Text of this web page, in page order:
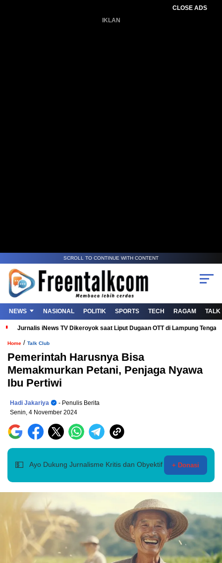
CLOSE ADS
IKLAN
SCROLL TO CONTINUE WITH CONTENT
NEWS NASIONAL POLITIK SPORTS TECH RAGAM TALK
Jurnalis iNews TV Dikeroyok saat Liput Dugaan OTT di Lampung
Home / Talk Club
Pemerintah Harusnya Bisa
Memakmurkan Petani, Penjaga Nyawa
Ibu Pertiwi
Hadi Jakariya
- Penulis Berita
Senin, 4 November 2024
💵 Ayo Dukung Jurnalisme Kritis dan Obyektif + Donasi